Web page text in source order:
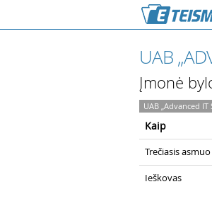
UAB
Įmonė
UAB „Advanced IT
Kaip
Trečiasis asmuo
Ieškovas